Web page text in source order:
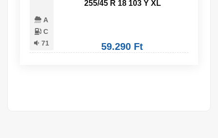
A
C
71
255/45 R 18 103 Y XL
59.290 Ft